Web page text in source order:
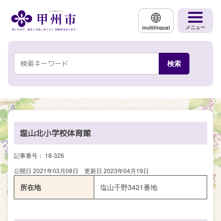
multilingual メニュー
塩山北小学校体育館
記事番号： 18-326
公開日 2021年03月08日
更新日 2023年04月19日
所在地 塩山千野3421番地